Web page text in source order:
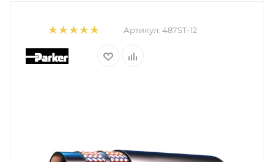
Артикул: 487ST-12